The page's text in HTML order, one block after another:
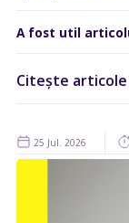
A fost util
Citește articole
25 Jul. 2026